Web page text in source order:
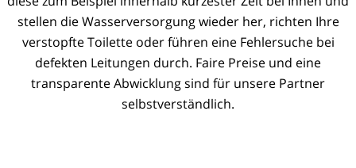
stellen die Wasserversorgung wieder her, richten Ihre
verstopfte Toilette oder führen eine Fehlersuche bei
defekten Leitungen durch. Faire Preise und eine
transparente Abwicklung sind für unsere Partner
selbstverständlich.